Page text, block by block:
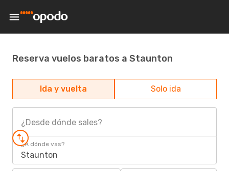
Reserva vuelos baratos a Staunton
Ida y vuelta Solo ida
¿Desde dónde sales?
¿A dónde vas?
Staunton